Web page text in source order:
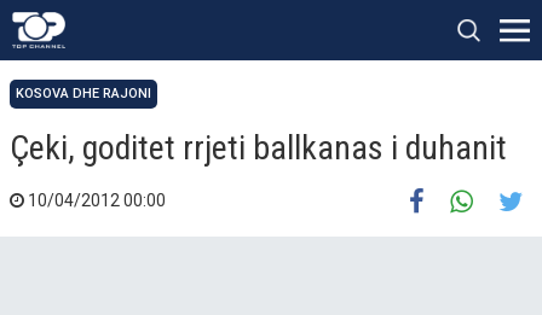
KOSOVA DHE RAJONI
Çeki, goditet rrjeti ballkanas i duhanit
10/04/2012 00:00